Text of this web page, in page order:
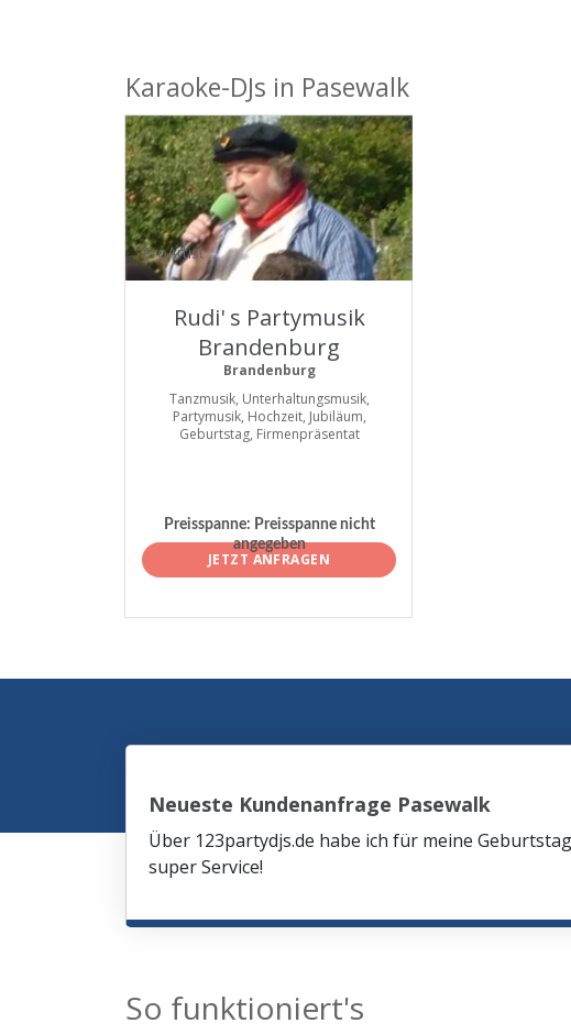
Karaoke-DJs in Pasewalk
ProArtist
Rudi' s Partymusik
Brandenburg
Brandenburg
Tanzmusik, Unterhaltungsmusik,
Partymusik, Hochzeit, Jubiläum,
Geburtstag, Firmenpräsentat
Preisspanne: Preisspanne nicht
angegeben
JETZT ANFRAGEN
Neueste Kundenanfrage Pasewalk
Über 123partydjs.de habe ich für meine
super Service!
So funktioniert's